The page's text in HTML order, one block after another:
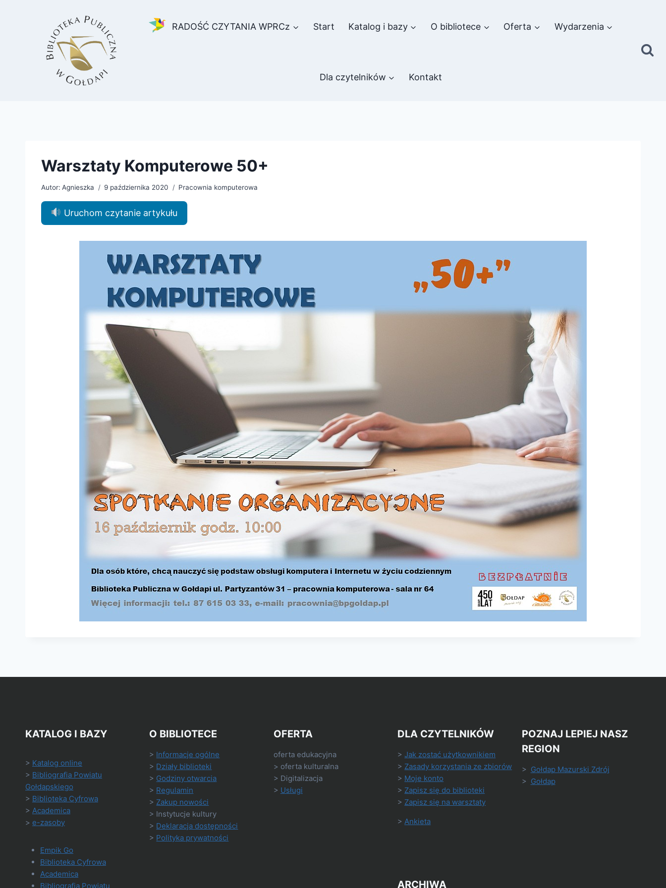
RADOŚĆ CZYTANIA WPRCz Start Katalog i bazy O bibliotece Oferta Wydarzenia
Dla czytelników Kontakt
Warsztaty Komputerowe 50+
Autor: Agnieszka 9 października 2020 Pracownia komputerowa
Uruchom czytanie artykułu
KATALOG I BAZY
> Katalog online
> Bibliografia Powiatu
Gołdapskiego
> Biblioteka Cyfrowa
> Academica
> e-zasoby
Empik Go
Biblioteka Cyfrowa
Academica
Bibliografia Powiatu
O BIBLIOTECE
> Informacje ogólne
> Działy biblioteki
> Godziny otwarcia
> Regulamin
> Zakup nowości
> Instytucje kultury
> Deklaracja dostępności
> Polityka prywatności
OFERTA
oferta edukacyjna
> oferta kulturalna
> Digitalizacja
> Usługi
DLA CZYTELNIKÓW
>Jak zostać użytkownikiem
> Zasady korzystania ze zbiorów
> Moje konto
> Zapisz się do biblioteki
> Zapisz się na warsztaty
> Ankieta
ARCHIWA
POZNAJ LEPIEJ NASZ
REGION
> Gołdap Mazurski Zdrój
> Gołdap